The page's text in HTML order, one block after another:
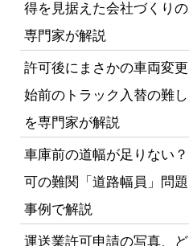
得を見据えた会社づくり
専門家が解説
許可後にまさかの車両変
始前のトラック入替の難
を専門家が解説
車庫前の道幅が足りない
可の難関「道路幅員」問
事例で解説
運送業許可申請の写真、